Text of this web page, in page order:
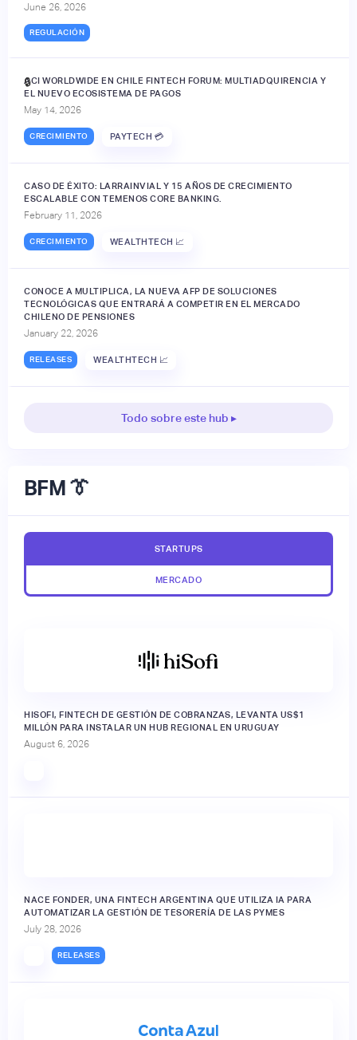
June 26, 2026
REGULACIÓN
ACI WORLDWIDE EN CHILE FINTECH FORUM: MULTIADQUIRENCIA Y
EL NUEVO ECOSISTEMA DE PAGOS
May 14, 2026
CRECIMIENTO PAYTECH 💳
🔒
CASO DE ÉXITO: LARRAINVIAL Y 15 AÑOS DE CRECIMIENTO
ESCALABLE CON TEMENOS CORE BANKING.
February 11, 2026
CRECIMIENTO WEALTHTECH 📈
CONOCE A MULTIPLICA, LA NUEVA AFP DE SOLUCIONES
TECNOLÓGICAS QUE ENTRARÁ A COMPETIR EN EL MERCADO
CHILENO DE PENSIONES
January 22, 2026
RELEASES WEALTHTECH 📈
Todo sobre este hub ▸
BFM 👔
STARTUPS
MERCADO
HISOFI, FINTECH DE GESTIÓN DE COBRANZAS, LEVANTA US$1
MILLÓN PARA INSTALAR UN HUB REGIONAL EN URUGUAY
August 6, 2026
NACE FONDER, UNA FINTECH ARGENTINA QUE UTILIZA IA PARA
AUTOMATIZAR LA GESTIÓN DE TESORERÍA DE LAS PYMES
July 28, 2026
RELEASES